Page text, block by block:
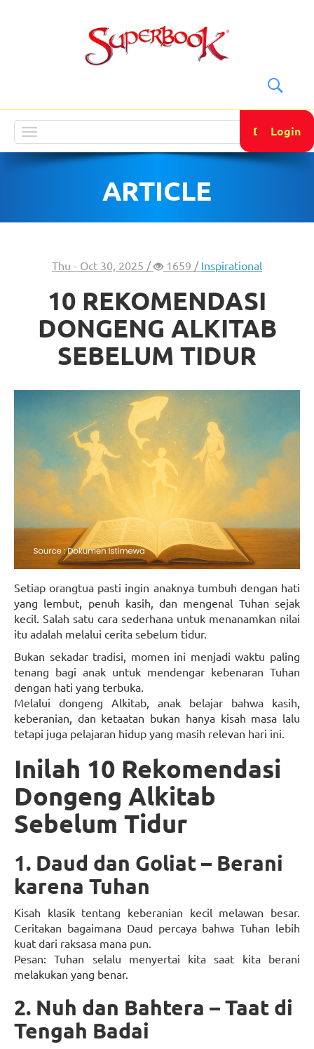
navigation
DONATE
Login
ARTICLE
Thu - Oct 30, 2025 / 1659 / Inspirational
10 REKOMENDASI
DONGENG ALKITAB
SEBELUM TIDUR
Setiap orangtua pasti ingin anaknya tumbuh dengan hati
yang lembut, penuh kasih, dan mengenal Tuhan sejak
kecil. Salah satu cara sederhana untuk menanamkan nilai
itu adalah melalui cerita sebelum tidur.
Bukan sekadar tradisi, momen ini menjadi waktu paling
tenang bagi anak untuk mendengar kebenaran Tuhan
dengan hati yang terbuka.
Melalui dongeng Alkitab, anak belajar bahwa kasih,
keberanian, dan ketaatan bukan hanya kisah masa lalu
tetapi juga pelajaran hidup yang masih relevan hari ini.
Inilah 10 Rekomendasi
Dongeng Alkitab
Sebelum Tidur
1. Daud dan Goliat – Berani
karena Tuhan
Kisah klasik tentang keberanian kecil melawan besar.
Ceritakan bagaimana Daud percaya bahwa Tuhan lebih
kuat dari raksasa mana pun.
Pesan: Tuhan selalu menyertai kita saat kita berani
melakukan yang benar.
2. Nuh dan Bahtera – Taat di
Tengah Badai